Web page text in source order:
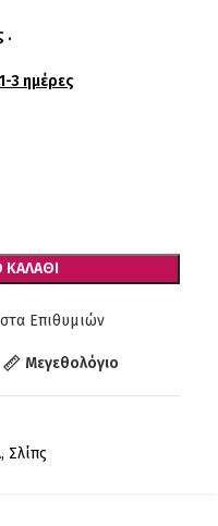
.
3 ημέρες
Επιθυμιών
Μεγεθολόγιο
, Σλίπς